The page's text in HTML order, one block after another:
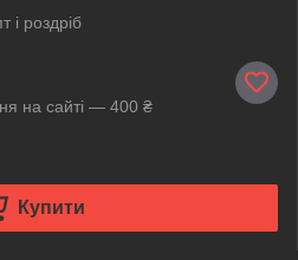
і роздріб
на сайті — 400 ₴
Купити